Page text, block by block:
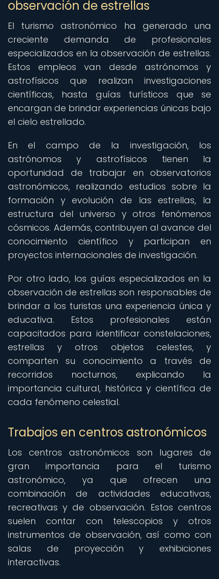
observación de estrellas
El turismo astronómico ha generado una
creciente demanda de profesionales
especializados en la observación de estrellas.
Estos empleos van desde astrónomos y
astrofísicos que realizan investigaciones
científicas, hasta guías turísticos que se
encargan de brindar experiencias únicas bajo
el cielo estrellado.
En el campo de la investigación, los
astrónomos y astrofísicos tienen la
oportunidad de trabajar en observatorios
astronómicos, realizando estudios sobre la
formación y evolución de las estrellas, la
estructura del universo y otros fenómenos
cósmicos. Además, contribuyen al avance del
conocimiento científico y participan en
proyectos internacionales de investigación.
Por otro lado, los guías especializados en la
observación de estrellas son responsables de
brindar a los turistas una experiencia única y
educativa. Estos profesionales están
capacitados para identificar constelaciones,
estrellas y otros objetos celestes, y
comparten su conocimiento a través de
recorridos nocturnos, explicando la
importancia cultural, histórica y científica de
cada fenómeno celestial.
Trabajos en centros astronómicos
Los centros astronómicos son lugares de
gran importancia para el turismo
astronómico, ya que ofrecen una
combinación de actividades educativas,
recreativas y de observación. Estos centros
suelen contar con telescopios y otros
instrumentos de observación, así como con
salas de proyección y exhibiciones
interactivas.